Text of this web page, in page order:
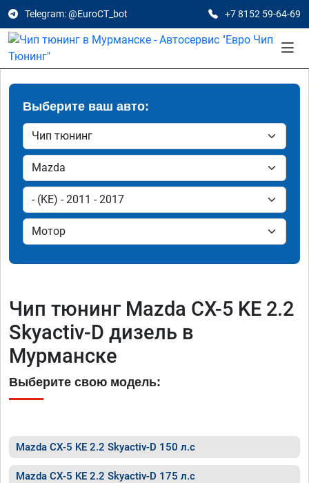
Telegram: @EuroCT_bot +7 8152 59-64-69
Выберите ваш авто:
Чип тюнинг Mazda CX-5 KE 2.2
Skyactiv-D дизель в
Мурманске
Выберите свою модель:
Mazda CX-5 KE 2.2 Skyactiv-D 150 л.с
Mazda CX-5 KE 2.2 Skyactiv-D 175 л.с